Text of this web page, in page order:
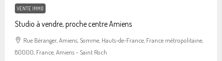
VENTE IMMO
Studio à vendre, proche centre Amiens
Rue Béranger, Amiens, Somme, Hauts-de-France, France métropolitaine,
80000, France, Amiens - Saint Roch